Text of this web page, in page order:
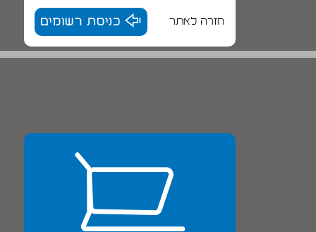
חזרה לאתר כניסת רשומים